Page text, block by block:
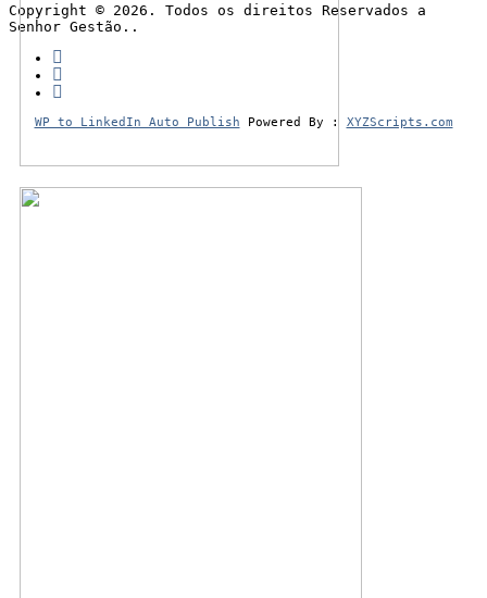
Copyright © 2026. Todos os direitos Reservados a
Senhor Gestão..
WP to LinkedIn Auto Publish Powered By : XYZScripts.com